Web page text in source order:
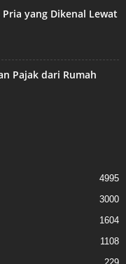
yang Dikenal Lewat
Pajak dari Rumah
4995
3000
1604
1108